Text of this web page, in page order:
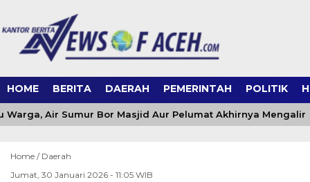
HOME BERITA DAERAH PEMERINTAH POLITIK
Air Sumur Bor Masjid Aur Pelumat Akhirnya Mengalir
Home / Daerah
Jumat, 30 Januari 2026 - 11:05 WIB